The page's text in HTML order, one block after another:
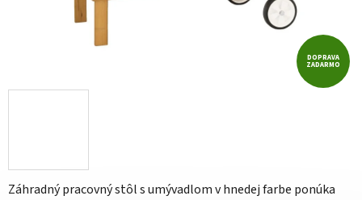
Záhradný pracovný stôl s umývadlom v hnedej farbe ponúka
DOPRAVA
ZADARMO